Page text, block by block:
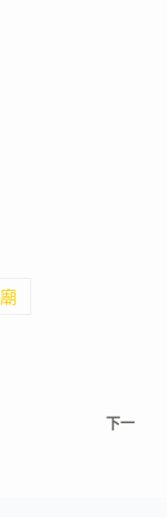
下一